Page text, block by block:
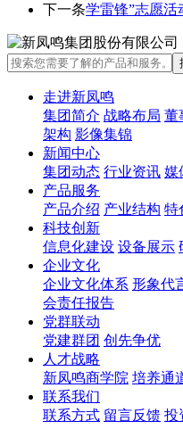
下一条学雷锋”志愿活
走进新凤鸣
集团简介 战略布局 董
架构 影像集锦
新闻中心
集团动态 行业资讯 媒
产品服务
产品介绍 产业结构 特
科技创新
信息化建设 设备展示
企业文化
企业文化体系 形象代
会责任报告
党群联动
党建群团 创先争优
人才战略
新凤鸣商学院 培养通
联系我们
联系方式 留言反馈 投